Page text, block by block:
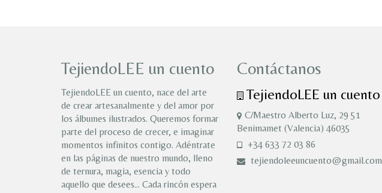
TejiendoLEE un cuento
TejiendoLEE un cuento, nace del arte
de crear artesanalmente y del amor por
los álbumes ilustrados. Queremos formar
parte del proceso de crecer, e imaginar
momentos infinitos contigo. Adéntrate
en las páginas de nuestro mundo, lleno
de ternura, magia, esencia y todo
aquello que desees… Cada rincón espera
Contáctanos
TejiendoLEE un cuento
C/Maestro Alberto Luz, 29 51
Benimamet (Valencia) 46035
+34 633 72 03 86
tejiendoleeuncuento@gmail.com